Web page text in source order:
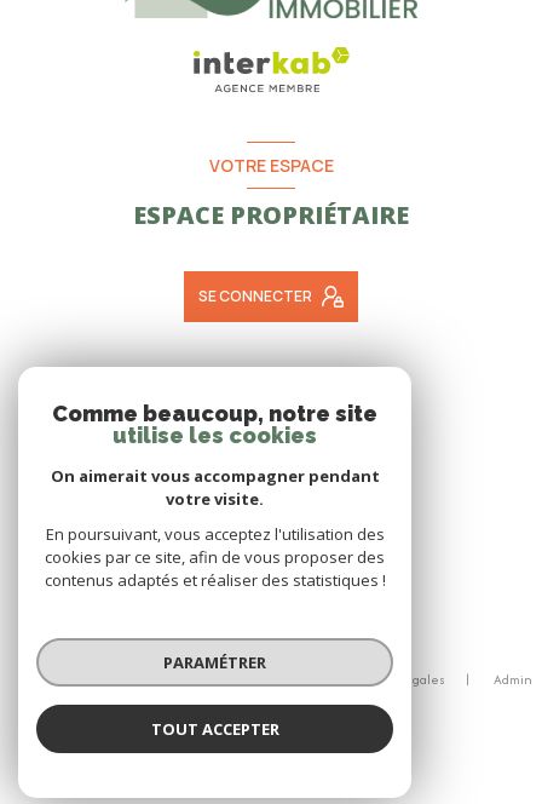
VOTRE ESPACE
ESPACE PROPRIÉTAIRE
SE CONNECTER
NOUS ADHÉRONS
© 2026 | Tous droits réservés
Nos honoraires
Nos partenaires Mentions légales
Admin
Comme beaucoup, notre site
utilise les cookies
On aimerait vous accompagner pendant
votre visite.
En poursuivant, vous acceptez l'utilisation des
cookies par ce site, afin de vous proposer des
contenus adaptés et réaliser des statistiques !
PARAMÉTRER
TOUT ACCEPTER